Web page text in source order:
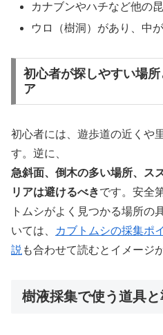
カナブンやハチなど他の
ウロ（樹洞）があり、中
初心者が探しやすい場
ア
初心者には、遊歩道の近くや
す。逆に、
急斜面、倒木の多い場所、ス
リアは避けるべきです。安全
トムシがよく見つかる場所の
いては、
カブトムシの採集ポ
説 も合わせて読むとイメージ
樹液採集で使う道具